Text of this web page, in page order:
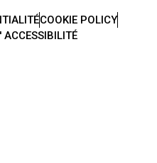
COOKIE POLICY
ACCESSIBILITÉ